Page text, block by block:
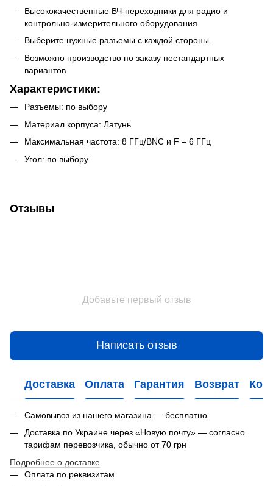
Высококачественные ВЧ-переходники для радио и
контрольно-измерительного оборудования.
Выберите нужные разъемы с каждой стороны.
Возможно производство по заказу нестандартных
вариантов.
Характеристики:
Разъемы: по выбору
Материал корпуса: Латунь
Максимальная частота: 8 ГГц/BNC и F – 6 ГГц
Угол: по выбору
Отзывы
Добавьте первый отзыв
Написать отзыв
Доставка Оплата Гарантия Возврат
Самовывоз из нашего магазина — бесплатно.
Доставка по Украине через «Новую почту» — согласно
тарифам перевозчика, обычно от 70 грн
Подробнее о доставке
Оплата по реквизитам